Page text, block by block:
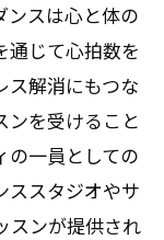
ンスは心と体の
通じて心拍数を
ス解消にもつな
ンを受けること
の一員としての
ススタジオやサ
スンが提供され